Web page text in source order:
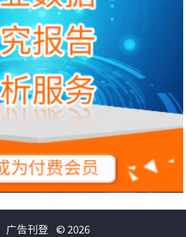
广告刊登 © 2026